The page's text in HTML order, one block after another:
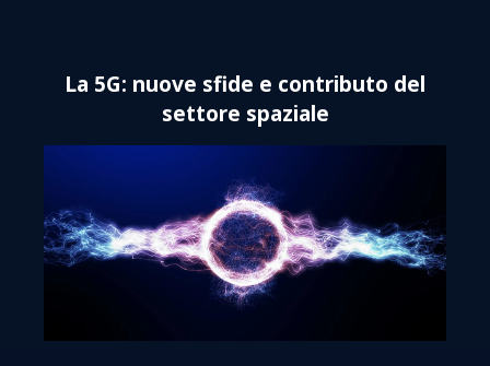
La 5G: nuove sfide e contributo del
settore spaziale